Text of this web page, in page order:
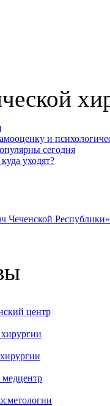
и
сегодня
уходят?
Чеченской Республики»
центр